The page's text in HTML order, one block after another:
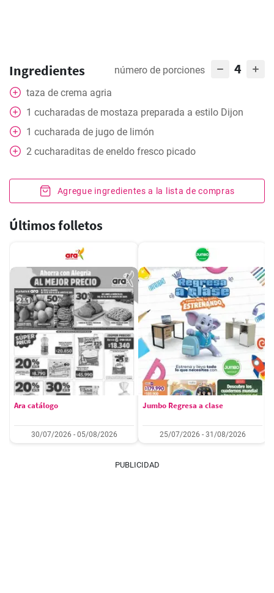
Ingredientes número de porciones 4
taza de crema agria
1 cucharadas de mostaza preparada a estilo Dijon
1 cucharada de jugo de limón
2 cucharaditas de eneldo fresco picado
Agregue ingredientes a la lista de compras
Últimos folletos
Ara catálogo
30/07/2026 - 05/08/2026
Jumbo Regresa a clase
25/07/2026 - 31/08/2026
PUBLICIDAD